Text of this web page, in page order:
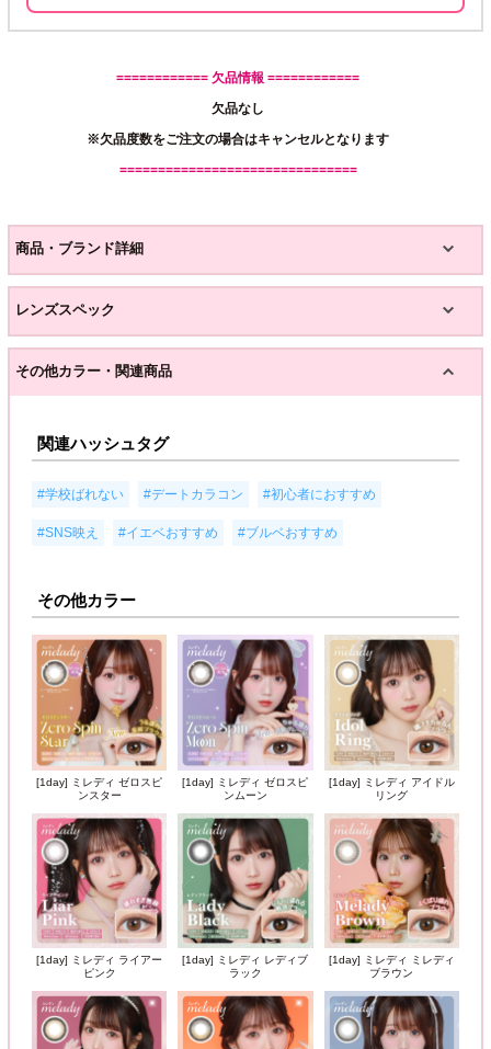
============ 欠品情報 ============
欠品なし
※欠品度数をご注文の場合はキャンセルとなります
===============================
商品・ブランド詳細
レンズスペック
その他カラー・関連商品
関連ハッシュタグ
#学校ばれない #デートカラコン #初心者におすすめ
#SNS映え #イエベおすすめ #ブルベおすすめ
その他カラー
[1day] ミレディ ゼロスピ
ンスター
[1day] ミレディ ゼロスピ
ンムーン
[1day] ミレディ アイドル
リング
[1day] ミレディ ライアー
ピンク
[1day] ミレディ レディブ
ラック
[1day] ミレディ ミレディ
ブラウン